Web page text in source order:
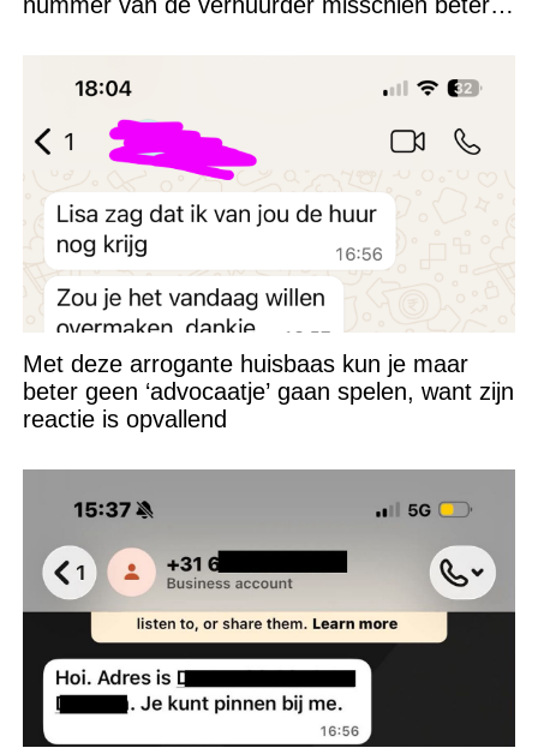
Met deze arrogante huisbaas kun je maar
beter geen ‘advocaatje’ gaan spelen, want zijn
reactie is opvallend